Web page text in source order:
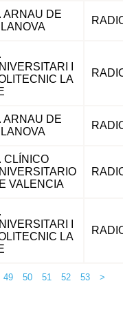
ARNAU DE
I
LA
ARNAU DE
CLÍNICO
VALENCIA
I
LA
49 50 51 52 53
>